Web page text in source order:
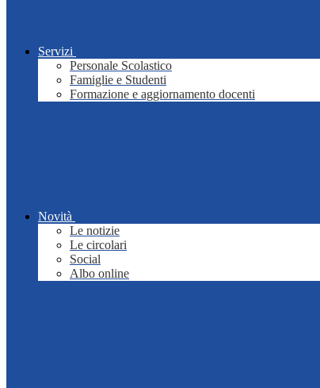
Servizi
Personale Scolastico
Famiglie e Studenti
Formazione e aggiornamento docenti
Novità
Le notizie
Le circolari
Social
Albo online